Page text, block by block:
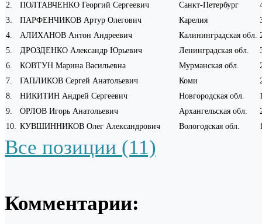
2. ПОЛТАВЧЕНКО Георгий Сергеевич Санкт-Петербург
3. ПАРФЕНЧИКОВ Артур Олегович Карелия
4. АЛИХАНОВ Антон Андреевич Калининградская обл.
5. ДРОЗДЕНКО Александр Юрьевич Ленинградская обл.
6. КОВТУН Марина Васильевна Мурманская обл.
7. ГАПЛИКОВ Сергей Анатольевич Коми
8. НИКИТИН Андрей Сергеевич Новгородская обл.
9. ОРЛОВ Игорь Анатольевич Архангельская обл.
10. КУВШИННИКОВ Олег Александрович Вологодская обл.
Все позиции (11)
Комментарии: